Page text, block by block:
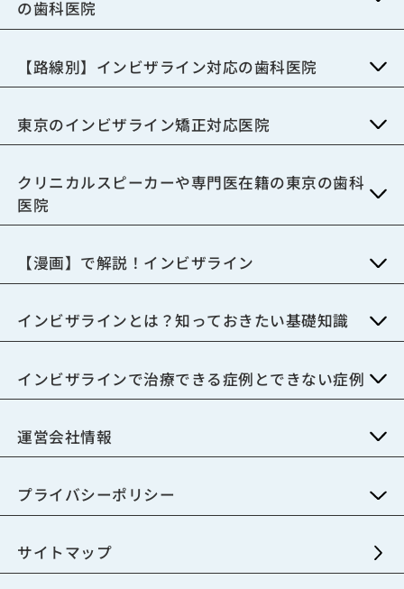
の歯科医院
【路線別】インビザライン対応の歯科医院
東京のインビザライン矯正対応医院
クリニカルスピーカーや専門医在籍の東京の歯科
医院
【漫画】で解説！インビザライン
インビザラインとは？知っておきたい基礎知識
インビザラインで治療できる症例とできない症例
運営会社情報
プライバシーポリシー
サイトマップ